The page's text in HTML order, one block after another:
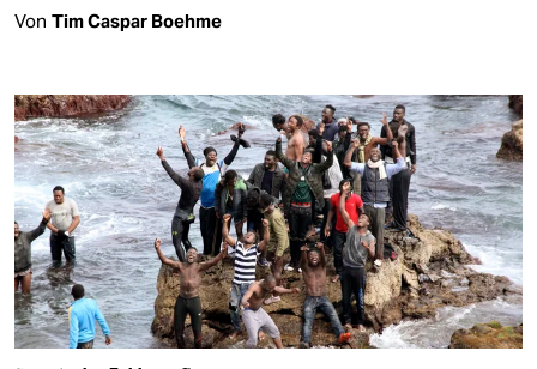
Von Tim Caspar Boehme